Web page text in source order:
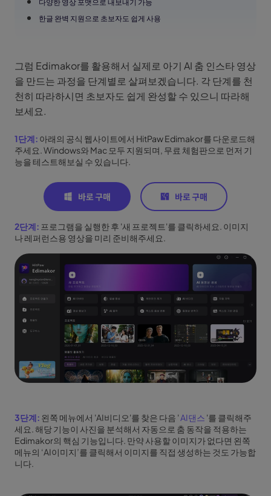
다양한 영상 포맷으로 내보내기 가능
한글 완벽 지원으로 초보자도 쉽게 사용
그럼 Edimakor를 활용해서 실제로 아기 AI 춤 인스타 영상
을 만드는 과정을 단계별로 살펴보겠습니다. 각 단계를 천
천히 따라하시면 초보자도 쉽게 완성할 수 있으니 따라해
보세요.
1단계: 아래의 공식 웹사이트에서 HitPaw Edimakor를 다운로드해
주세요. Windows와 Mac 모두 지원되며, 무료 체험판으로 먼저 기
능을 테스트해보실 수 있습니다.
2단계: 프로그램을 실행한 후 '새 프로젝트'를 클릭하세요. 이미지
나 레퍼런스용 영상을 미리 준비해주세요.
3단계: 왼쪽 메뉴에서 'AI비디오'를 찾은 다음 'AI댄스 '를 클릭해주
세요. 해당 기능이 사진을 분석해서 자동으로 춤 동작을 적용하는
Edimakor의 핵심 기능입니다. 만약 사용할 이미지가 없다면 왼쪽
메뉴의 ‘AI이미지’를 클릭해서 이미지를 직접 생성하는 것도 가능합
니다.